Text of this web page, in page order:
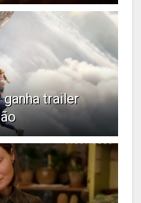
ganha trailer